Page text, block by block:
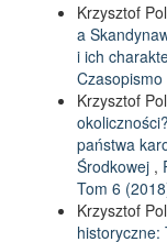
Krzysztof
a
i ich
Krzysztof
państwa
Środkowej ,
Tom 6
Krzysztof
historyczne: